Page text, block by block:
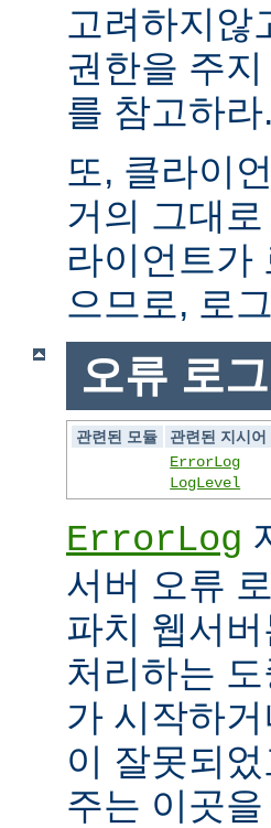
고려하지않
권한을 주지
를 참고하라.
또, 클라이
거의 그대
라이언트가
으므로, 로
오류 로
관련된 모듈
관련된 지시어
ErrorLog
LogLevel
ErrorLog
서버 오류
파치 웹서
처리하는
가 시작하
이 잘못되
주는 이곳